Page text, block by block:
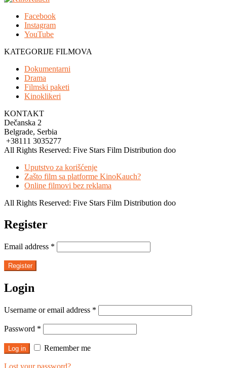
Facebook
Instagram
YouTube
KATEGORIJE FILMOVA
Dokumentarni
Drama
Filmski paketi
Kinoklikeri
KONTAKT
Dečanska 2
Belgrade, Serbia
+38111 3035277
All Rights Reserved: Five Stars Film Distribution doo
Uputstvo za korišćenje
Zašto film sa platforme KinoKauch?
Online filmovi bez reklama
All Rights Reserved: Five Stars Film Distribution doo
Register
Email address *
Register
Login
Username or email address *
Password *
Log in Remember me
Lost your password?